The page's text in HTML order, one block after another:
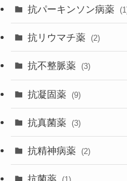
抗パーキンソン病薬
抗リウマチ薬 (2)
抗不整脈薬 (3)
抗凝固薬 (9)
抗真菌薬 (3)
抗精神病薬 (2)
抗菌薬